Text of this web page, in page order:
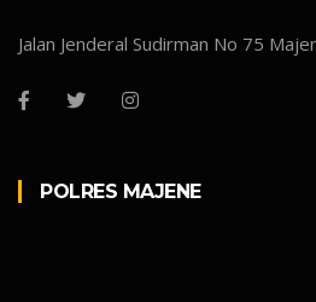
Jalan Jenderal Sudirman No 75
POLRES MAJENE